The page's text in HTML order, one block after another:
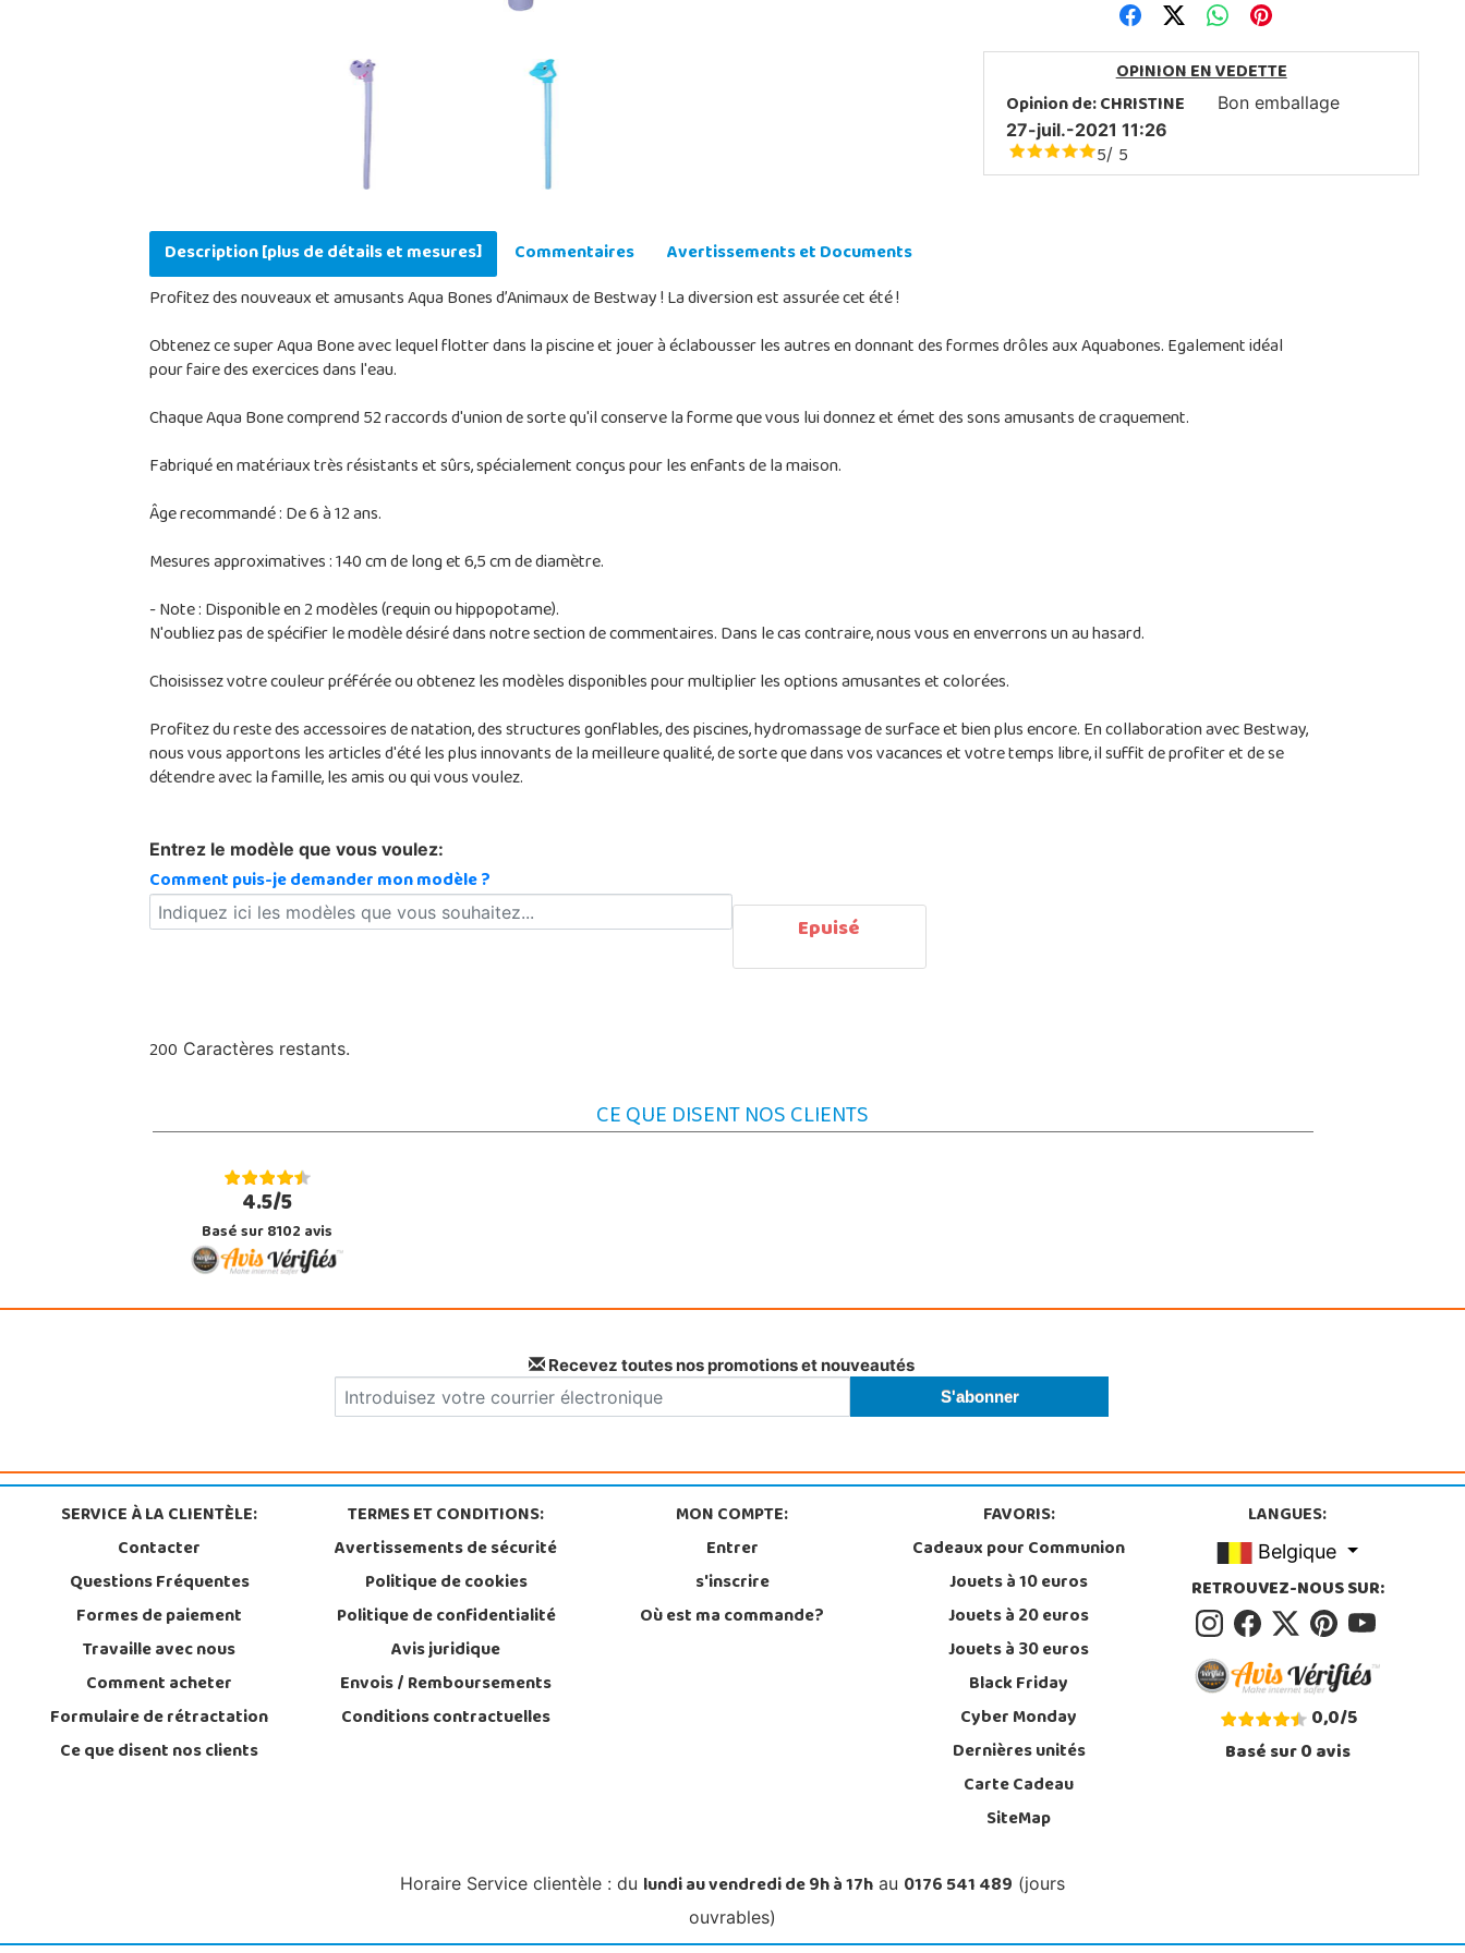
OPINION EN VEDETTE
Opinion de:CHRISTINE
27-juil.-2021 11:26
5/ 5
Bon emballage
Description [plus de détails et mesures] Commentaires
Avertissements et Documents
Profitez des nouveaux et amusants Aqua Bones d’Animaux de Bestway ! La diversion est assurée cet été !
Obtenez ce super Aqua Bone avec lequel flotter dans la piscine et jouer à éclabousser les autres en donnant des formes drôles aux Aquabones. Egalement idéal
pour faire des exercices dans l'eau.
Chaque Aqua Bone comprend 52 raccords d'union de sorte qu'il conserve la forme que vous lui donnez et émet des sons amusants de craquement.
Fabriqué en matériaux très résistants et sûrs, spécialement conçus pour les enfants de la maison.
Âge recommandé : De 6 à 12 ans.
Mesures approximatives : 140 cm de long et 6,5 cm de diamètre.
- Note : Disponible en 2 modèles (requin ou hippopotame).
N'oubliez pas de spécifier le modèle désiré dans notre section de commentaires. Dans le cas contraire, nous vous en enverrons un au hasard.
Choisissez votre couleur préférée ou obtenez les modèles disponibles pour multiplier les options amusantes et colorées.
Profitez du reste des accessoires de natation, des structures gonflables, des piscines, hydromassage de surface et bien plus encore. En collaboration avec Bestway,
nous vous apportons les articles d'été les plus innovants de la meilleure qualité, de sorte que dans vos vacances et votre temps libre, il suffit de profiter et de se
détendre avec la famille, les amis ou qui vous voulez.
Entrez le modèle que vous voulez:
Comment puis-je demander mon modèle ?
Epuisé
200 Caractères restants.
CE QUE DISENT NOS CLIENTS
4.5/5
Basé sur 8102 avis
Recevez toutes nos promotions et nouveautés
SERVICE À LA CLIENTÈLE:
Contacter
Questions Fréquentes
Formes de paiement
Travaille avec nous
Comment acheter
Formulaire de rétractation
Ce que disent nos clients
TERMES ET CONDITIONS:
Avertissements de sécurité
Politique de cookies
Politique de confidentialité
Avis juridique
Envois / Remboursements
Conditions contractuelles
MON COMPTE:
Entrer
s'inscrire
Où est ma commande?
FAVORIS:
Cadeaux pour Communion
Jouets à 10 euros
Jouets à 20 euros
Jouets à 30 euros
Black Friday
Cyber Monday
Dernières unités
Carte Cadeau
SiteMap
LANGUES:
Belgique
RETROUVEZ-NOUS SUR:
0,0/5
Basé sur0avis
Horaire Service clientèle : du lundi au vendredi de 9h à 17h au 0176 541 489 (jours
ouvrables)